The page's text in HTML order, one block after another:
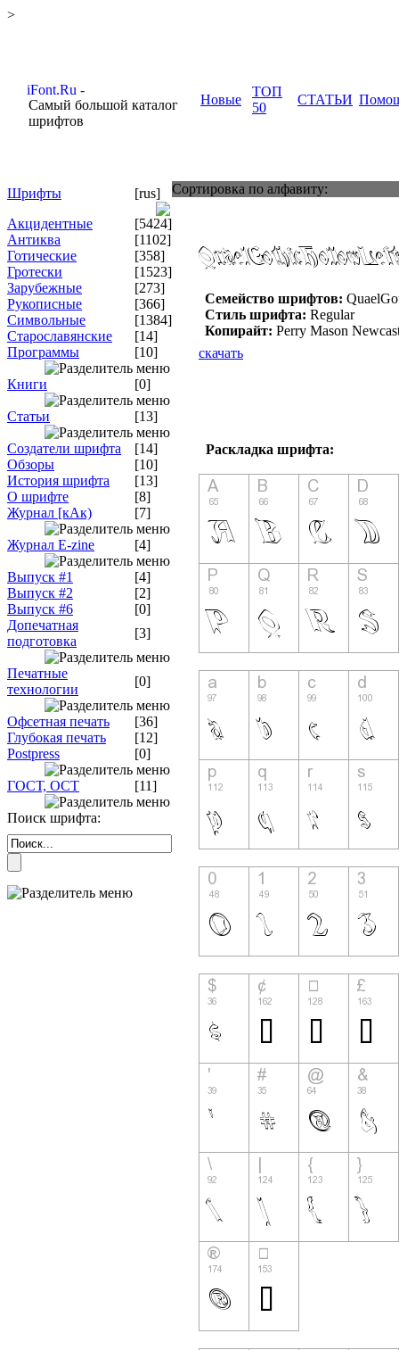
>
Самый большой каталог
шрифтов
Новые
ТОП
50
СТАТЬИ
Шрифты
[rus]
Акцидентные
[5424]
Антиква
[1102]
Готические
[358]
Гротески
[1523]
Зарубежные
[273]
Рукописные
[366]
Символьные
[1384]
Старославянские
[14]
Программы
[10]
Книги [0]
Статьи [13]
Создатели шрифта
[14]
Обзоры
[10]
История шрифта
[13]
О шрифте
[8]
Журнал [кАк)
[7]
Журнал E-zine [4]
Выпуск #1
[4]
Выпуск #2
[2]
Выпуск #6
[0]
Допечатная
подготовка
[3]
Печатные
технологии
[0]
Офсетная печать
[36]
Глубокая печать
[12]
Postpress
[0]
ГОСТ, ОСТ [11]
Поиск шрифта:
Сортировка по алфавиту:
Семейство шрифтов:
Стиль шрифта: Regular
Копирайт: Perry Mason
скачать
Раскладка шрифта: